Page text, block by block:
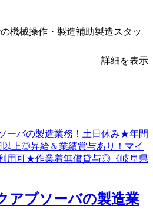
機械操作・製造補助製造スタッ
詳細を表示
アブソーバの製造業